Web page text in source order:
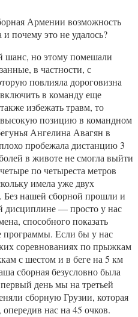
Армении возможность
почему это не удалось?
шанс, но этому помешали
в частности, с
повлияла дороговизна
в команду еще
избежать травм, то
высокую позицию в командном
Ангелина Авагян в
пробежала дистанцию 3
в животе не смогла выйти
по четыреста метров
имела уже двух
Без нашей сборной прошли и
дисциплине — просто у нас
способного показать
программы. Если бы у нас
соревнованиях по прыжкам
с шестом и в беге на 5 км
сборная безусловно была
день мы на третьей
сборную Грузии, которая
нас на 45 очков.